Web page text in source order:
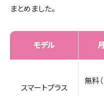
まとめました。
モデル
スマートプラス
無料